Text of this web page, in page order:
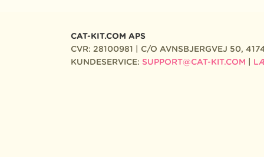
CAT-KIT.COM APS
CVR: 28100981 | C/O AVNSBJERGVEJ 50,
KUNDESERVICE: SUPPORT@CAT-KIT.COM